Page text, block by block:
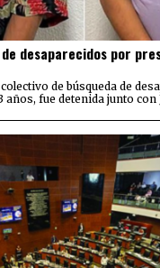
de desaparecidos por
de búsqueda de
años, fue detenida junto con